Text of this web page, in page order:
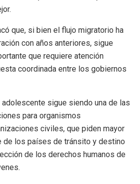
que, si bien el flujo migratorio ha
con años anteriores, sigue
que requiere atención
coordinada entre los gobiernos
adolescente sigue siendo una de las
para organismos
civiles, que piden mayor
de los países de tránsito y destino
de los derechos humanos de